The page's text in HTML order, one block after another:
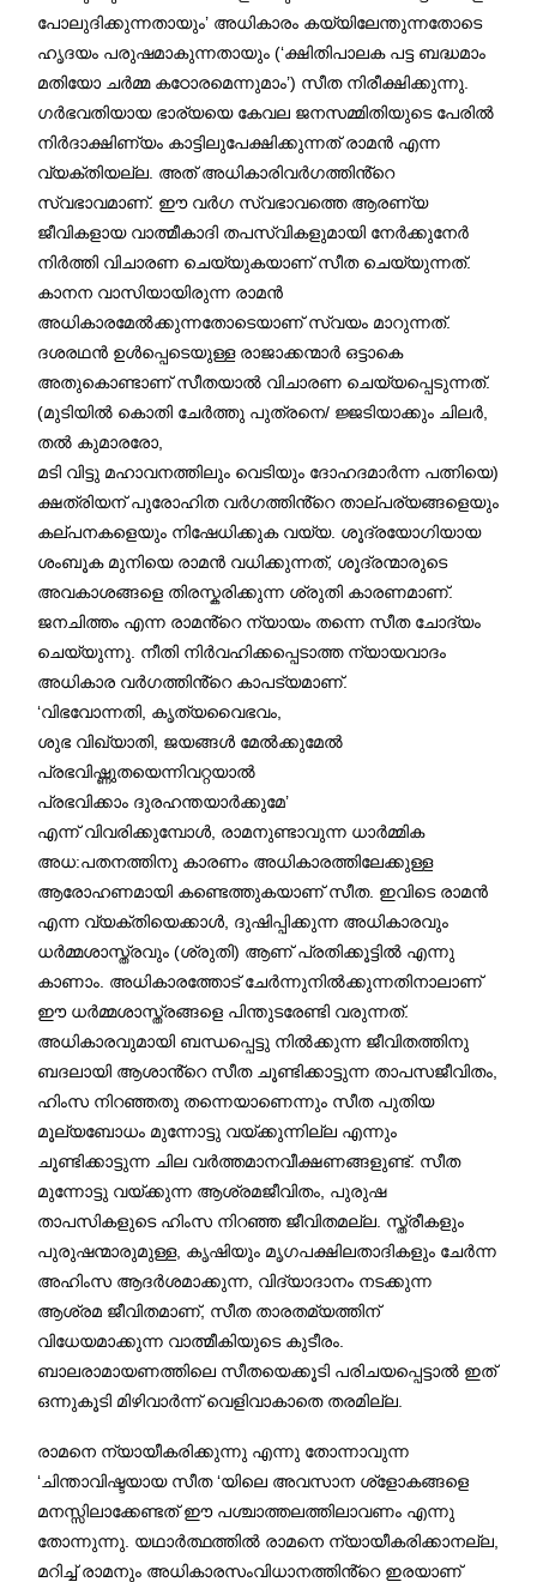
പോലുദിക്കുന്നതായും’ അധികാരം കയ്യിലേന്തുന്നതോടെ
ഹൃദയം പരുഷമാകുന്നതായും (‘ക്ഷിതിപാലക പട്ട ബദ്ധമാം
മതിയോ ചർമ്മ കഠോരമെന്നുമാം’) സീത നിരീക്ഷിക്കുന്നു.
ഗർഭവതിയായ ഭാര്യയെ കേവല ജനസമ്മിതിയുടെ പേരിൽ
നിർദാക്ഷിണ്യം കാട്ടിലുപേക്ഷിക്കുന്നത് രാമൻ എന്ന
വ്യക്തിയല്ല. അത് അധികാരിവർഗത്തിൻ്റെ
സ്വഭാവമാണ്. ഈ വർഗ സ്വഭാവത്തെ ആരണ്യ
ജീവികളായ വാത്മീകാദി തപസ്വികളുമായി നേർക്കുനേർ
നിർത്തി വിചാരണ ചെയ്യുകയാണ് സീത ചെയ്യുന്നത്.
കാനന വാസിയായിരുന്ന രാമൻ
അധികാരമേൽക്കുന്നതോടെയാണ് സ്വയം മാറുന്നത്.
ദശരഥൻ ഉൾപ്പെടെയുള്ള രാജാക്കന്മാർ ഒട്ടാകെ
അതുകൊണ്ടാണ് സീതയാൽ വിചാരണ ചെയ്യപ്പെടുന്നത്.
(മുടിയിൽ കൊതി ചേർത്തു പുത്രനെ/ ജ്ജടിയാക്കും ചിലർ,
തൽ കുമാരരോ,
മടി വിട്ടു മഹാവനത്തിലും വെടിയും ദോഹദമാർന്ന പത്നിയെ)
ക്ഷത്രിയന് പുരോഹിത വർഗത്തിൻ്റെ താല്പര്യങ്ങളെയും
കല്പനകളെയും നിഷേധിക്കുക വയ്യ. ശൂദ്രയോഗിയായ
ശംബൂക മുനിയെ രാമൻ വധിക്കുന്നത്, ശൂദ്രന്മാരുടെ
അവകാശങ്ങളെ തിരസ്കരിക്കുന്ന ശ്രുതി കാരണമാണ്.
ജനചിത്തം എന്ന രാമൻ്റെ ന്യായം തന്നെ സീത ചോദ്യം
ചെയ്യുന്നു. നീതി നിർവഹിക്കപ്പെടാത്ത ന്യായവാദം
അധികാര വർഗത്തിൻ്റെ കാപട്യമാണ്.
‘വിഭവോന്നതി, കൃത്യവൈഭവം,
ശുഭ വിഖ്യാതി, ജയങ്ങൾ മേൽക്കുമേൽ
പ്രഭവിഷ്ണുതയെന്നിവറ്റയാൽ
പ്രഭവിക്കാം ദുരഹന്തയാർക്കുമേ’
എന്ന് വിവരിക്കുമ്പോൾ, രാമനുണ്ടാവുന്ന ധാർമ്മിക
അധ:പതനത്തിനു കാരണം അധികാരത്തിലേക്കുള്ള
ആരോഹണമായി കണ്ടെത്തുകയാണ് സീത. ഇവിടെ രാമൻ
എന്ന വ്യക്തിയെക്കാൾ, ദുഷിപ്പിക്കുന്ന അധികാരവും
ധർമ്മശാസ്ത്രവും (ശ്രുതി) ആണ് പ്രതിക്കൂട്ടിൽ എന്നു
കാണാം. അധികാരത്തോട് ചേർന്നുനിൽക്കുന്നതിനാലാണ്
ഈ ധർമ്മശാസ്ത്രങ്ങളെ പിന്തുടരേണ്ടി വരുന്നത്.
അധികാരവുമായി ബന്ധപ്പെട്ടു നിൽക്കുന്ന ജീവിതത്തിനു
ബദലായി ആശാൻ്റെ സീത ചൂണ്ടിക്കാട്ടുന്ന താപസജീവിതം,
ഹിംസ നിറഞ്ഞതു തന്നെയാണെന്നും സീത പുതിയ
മൂല്യബോധം മുന്നോട്ടു വയ്ക്കുന്നില്ല എന്നും
ചൂണ്ടിക്കാട്ടുന്ന ചില വർത്തമാനവീക്ഷണങ്ങളുണ്ട്. സീത
മുന്നോട്ടു വയ്ക്കുന്ന ആശ്രമജീവിതം, പുരുഷ
താപസികളുടെ ഹിംസ നിറഞ്ഞ ജീവിതമല്ല. സ്ത്രീകളും
പുരുഷന്മാരുമുള്ള, കൃഷിയും മൃഗപക്ഷിലതാദികളും ചേർന്ന
അഹിംസ ആദർശമാക്കുന്ന, വിദ്യാദാനം നടക്കുന്ന
ആശ്രമ ജീവിതമാണ്, സീത താരതമ്യത്തിന്
വിധേയമാക്കുന്ന വാത്മീകിയുടെ കുടീരം.
ബാലരാമായണത്തിലെ സീതയെക്കൂടി പരിചയപ്പെട്ടാൽ ഇത്
ഒന്നുകൂടി മിഴിവാർന്ന് വെളിവാകാതെ തരമില്ല.
രാമനെ ന്യായീകരിക്കുന്നു എന്നു തോന്നാവുന്ന
‘ചിന്താവിഷ്ടയായ സീത ‘യിലെ അവസാന ശ്ളോകങ്ങളെ
മനസ്സിലാക്കേണ്ടത് ഈ പശ്ചാത്തലത്തിലാവണം എന്നു
തോന്നുന്നു. യഥാർത്ഥത്തിൽ രാമനെ ന്യായീകരിക്കാനല്ല,
മറിച്ച് രാമനും അധികാരസംവിധാനത്തിൻ്റെ ഇരയാണ്